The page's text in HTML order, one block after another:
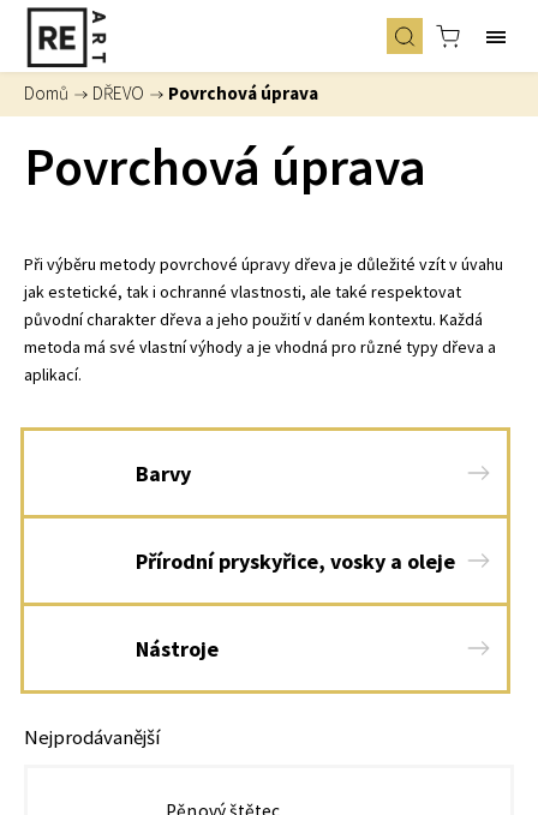
Domů / DŘEVO / Povrchová úprava
Povrchová úprava
Při výběru metody povrchové úpravy dřeva je důležité vzít v úvahu
jak estetické, tak i ochranné vlastnosti, ale také respektovat
původní charakter dřeva a jeho použití v daném kontextu. Každá
metoda má své vlastní výhody a je vhodná pro různé typy dřeva a
aplikací.
Barvy
Přírodní pryskyřice, vosky a oleje
Nástroje
Nejprodávanější